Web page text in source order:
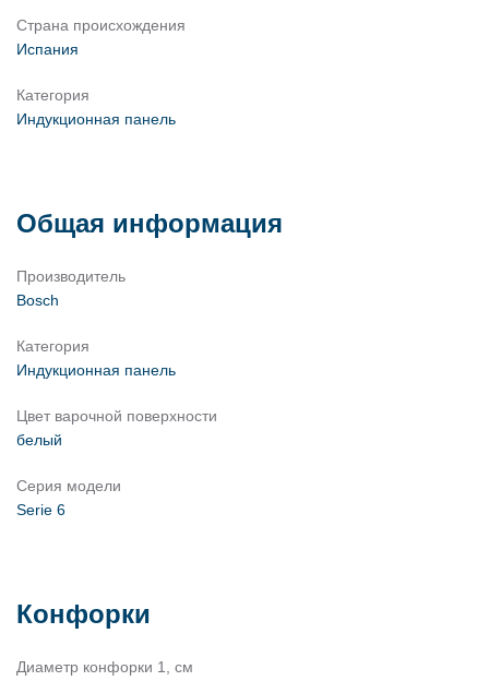
Страна происхождения
Испания
Категория
Индукционная панель
Общая информация
Производитель
Bosch
Категория
Индукционная панель
Цвет варочной поверхности
белый
Серия модели
Serie 6
Конфорки
Диаметр конфорки 1, см